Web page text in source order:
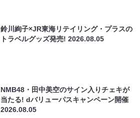
鈴川絢子×JR東海リテイリング・プラスの
トラベルグッズ発売!2026.08.05
NMB48・田中美空のサイン入りチェキが
当たる! dバリューパスキャンペーン開催
2026.08.05